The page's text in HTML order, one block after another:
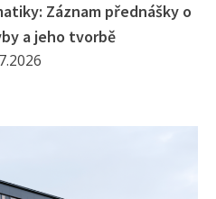
Záznam přednášky o
a jeho tvorbě